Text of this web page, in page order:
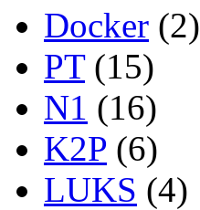
Docker (2)
PT(15)
N1 (16)
K2P (6)
LUKS (4)